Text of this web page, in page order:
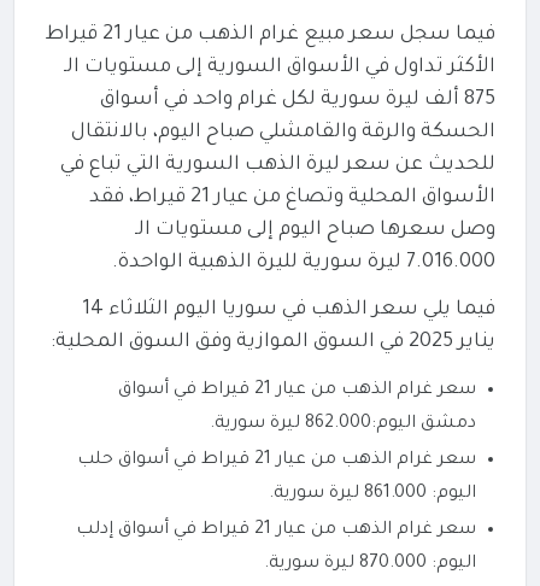
فيما سجل سعر مبيع غرام الذهب من عيار 21 قيراط
الأكثر تداول في الأسواق السورية إلى مستويات الـ
875 ألف ليرة سورية لكل غرام واحد في أسواق
الحسكة والرقة والقامشلي صباح اليوم، بالانتقال
للحديث عن سعر ليرة الذهب السورية التي تباع في
الأسواق المحلية وتصاغ من عيار 21 قيراط، فقد
وصل سعرها صباح اليوم إلى مستويات الـ
7.016.000 ليرة سورية لليرة الذهبية الواحدة.
فيما يلي سعر الذهب في سوريا اليوم الثلاثاء 14
يناير 2025 في السوق الموازية وفق السوق المحلية:
سعر غرام الذهب من عيار 21 قيراط في أسواق
دمشق اليوم:862.000 ليرة سورية.
سعر غرام الذهب من عيار 21 قيراط في أسواق حلب
اليوم: 861.000 ليرة سورية.
سعر غرام الذهب من عيار 21 قيراط في أسواق إدلب
اليوم: 870.000 ليرة سورية.